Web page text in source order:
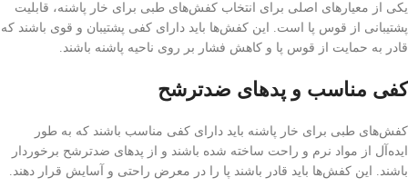
یکی از معیارهای اصلی برای انتخاب کفش‌های طبی برای خار پاشنه، قابلیت
پشتیبانی از قوس پا است. این کفش‌ها باید دارای کفی پشتیبان و قوی باشند که
قادر به حمایت از قوس پا و کاهش فشار بر روی ناحیه پاشنه باشند.
کفی مناسب و پد‌های ضدترشح
کفش‌های طبی برای خار پاشنه باید دارای کفی مناسب باشند که به طور
ایده‌آل از مواد نرم و راحت ساخته شده باشند و از پد‌های ضدترشح برخوردار
باشند. این کفش‌ها باید قادر باشند پا را در معرض راحتی و آسایش قرار دهند.